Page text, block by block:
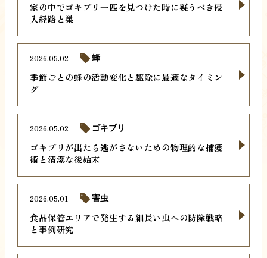
家の中でゴキブリ一匹を見つけた時に疑うべき侵
入経路と巣
季節ごとの蜂の活動変化と駆除に最適なタイミン
グ
2026.05.02 蜂
ゴキブリが出たら逃がさないための物理的な捕獲
術と清潔な後始末
2026.05.02 ゴキブリ
食品保管エリアで発生する細長い虫への防除戦略
と事例研究
2026.05.01 害虫